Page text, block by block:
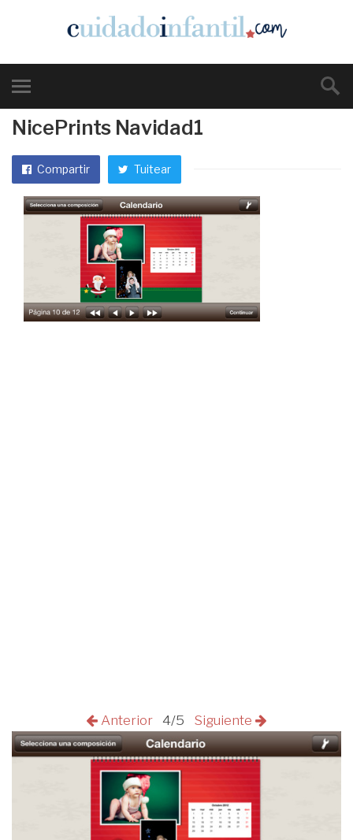
NicePrints Navidad1
Compartir Tuitear
Anterior 4/5 Siguiente